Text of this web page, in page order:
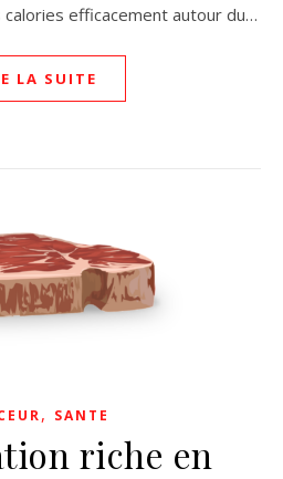
efficacement autour du…
LA SUITE
, SANTE
riche en